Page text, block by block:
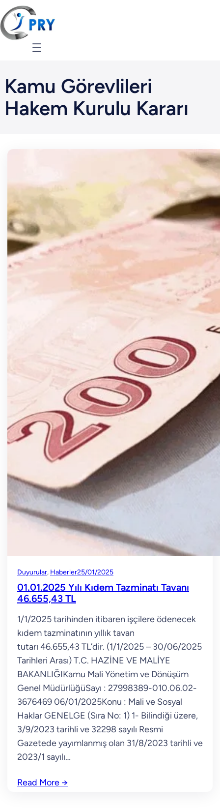
İçeriğe
geç
Kamu Görevlileri
Hakem Kurulu Kararı
Duyurular, Haberler25/01/2025
01.01.2025 Yılı Kıdem Tazminatı Tavanı
46.655,43 TL
1/1/2025 tarihinden itibaren işçilere ödenecek
kıdem tazminatının yıllık tavan
tutarı 46.655,43 TL’dir. (1/1/2025 – 30/06/2025
Tarihleri Arası) T.C. HAZİNE VE MALİYE
BAKANLIĞIKamu Mali Yönetim ve Dönüşüm
Genel MüdürlüğüSayı : 27998389-010.06.02-
3676469 06/01/2025Konu : Mali ve Sosyal
Haklar GENELGE (Sıra No: 1) 1- Bilindiği üzere,
3/9/2023 tarihli ve 32298 sayılı Resmi
Gazetede yayımlanmış olan 31/8/2023 tarihli ve
2023/1 sayılı…
Read More →